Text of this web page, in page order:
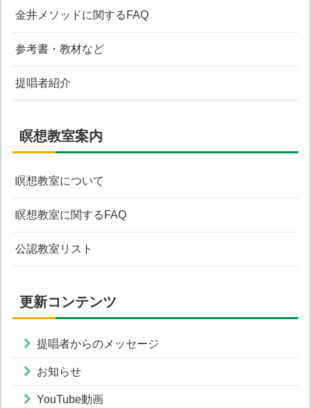
金井メソッドに関するFAQ
参考書・教材など
提唱者紹介
瞑想教室案内
瞑想教室について
瞑想教室に関するFAQ
公認教室リスト
更新コンテンツ
提唱者からのメッセージ
お知らせ
YouTube動画